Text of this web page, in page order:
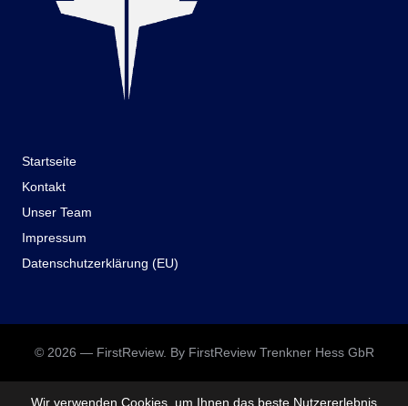
Startseite
Kontakt
Unser Team
Impressum
Datenschutzerklärung (EU)
© 2026 — FirstReview. By FirstReview Trenkner Hess GbR
Wir verwenden Cookies, um Ihnen das beste Nutzererlebnis